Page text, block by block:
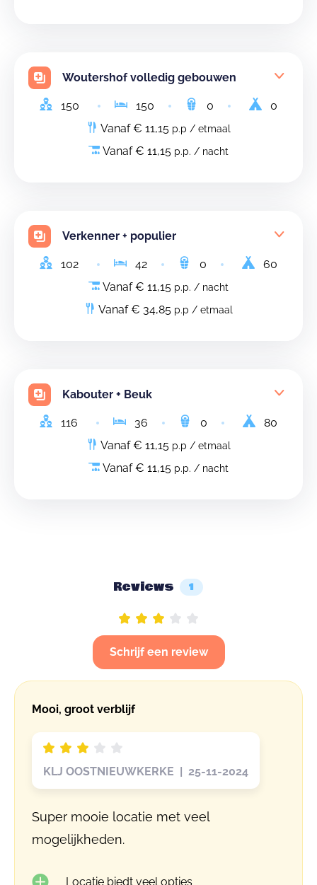
Woutershof volledig gebouwen
150 150 0
0
Vanaf € 11,15 p.p / etmaal
Vanaf € 11,15 p.p. / nacht
Verkenner + populier
102 42 0
60
Vanaf € 11,15 p.p. / nacht
Vanaf € 34,85 p.p / etmaal
Kabouter + Beuk
116 36 0
80
Vanaf € 11,15 p.p / etmaal
Vanaf € 11,15 p.p. / nacht
Reviews 1
Schrijf een review
Mooi, groot verblijf
KLJ OOSTNIEUWKERKE | 25-11-2024
Super mooie locatie met veel
mogelijkheden.
Locatie biedt veel opties